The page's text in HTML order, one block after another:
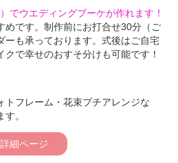
でウエディングブーケが作れます！
めです。制作前にお打合せ30分（ご
ーも承っております。式後はご自宅
で幸せのおすそ分けも可能です！
トフレーム・花束プチアレンジな
。
詳細ページ